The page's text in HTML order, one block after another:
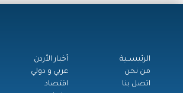
الرئيســية
من نحن
اتصل بنا
أخبار الأردن
عربي و دولي
اقتصاد